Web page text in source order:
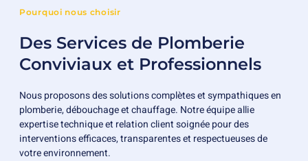
Pourquoi nous choisir
Des Services de Plomberie
Conviviaux et Professionnels
Nous proposons des solutions complètes et sympathiques en
plomberie, débouchage et chauffage. Notre équipe allie
expertise technique et relation client soignée pour des
interventions efficaces, transparentes et respectueuses de
votre environnement.